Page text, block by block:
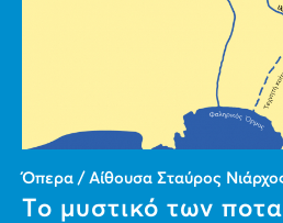
Όπερα / Αίθουσα Σταύρος
Το μυστικό των